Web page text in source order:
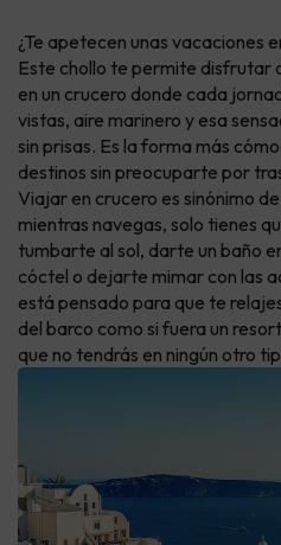
¿Te apetecen unas vacaciones
Este chollo te permite disfrutar
en un crucero donde cada
vistas, aire marinero y esa
sin prisas. Es la forma más
destinos sin preocuparte por
Viajar en crucero es sinónimo de
mientras navegas, solo tienes
tumbarte al sol, darte un baño
cóctel o dejarte mimar con las
está pensado para que te
del barco como si fuera un
que no tendrás en ningún otro